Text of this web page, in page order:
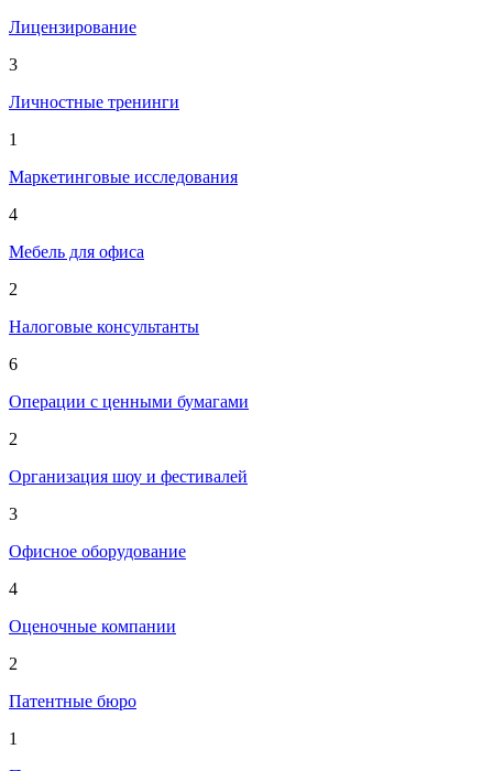
Лицензирование
3
Личностные тренинги
1
Маркетинговые исследования
4
Мебель для офиса
2
Налоговые консультанты
6
Операции с ценными бумагами
2
Организация шоу и фестивалей
3
Офисное оборудование
4
Оценочные компании
2
Патентные бюро
1